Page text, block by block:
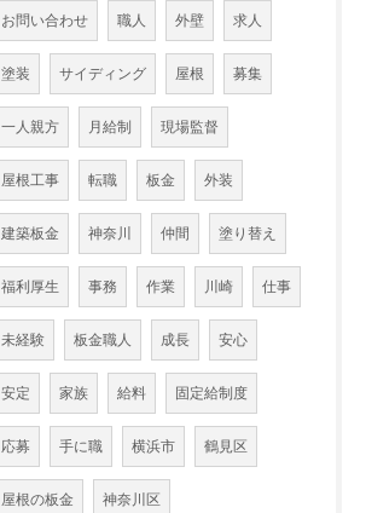
お問い合わせ 職人 外壁 求人
塗装 サイディング 屋根 募集
一人親方 月給制 現場監督
屋根工事 転職 板金 外装
建築板金 神奈川 仲間 塗り替え
福利厚生 事務 作業 川崎 仕事
未経験 板金職人 成長 安心
安定 家族 給料 固定給制度
応募 手に職 横浜市 鶴見区
屋根の板金 神奈川区